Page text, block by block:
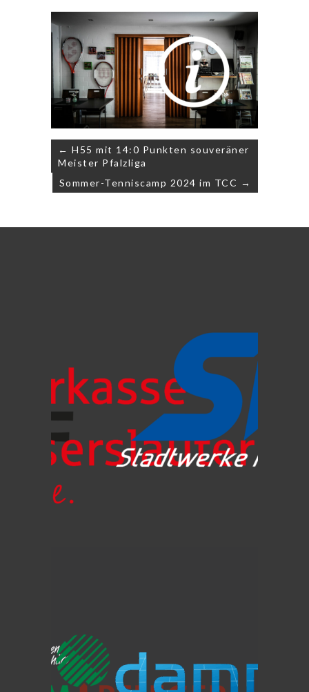
Beitragsnavigation
← H55 mit 14:0 Punkten souveräner
Meister Pfalzliga
Sommer-Tenniscamp 2024 im TCC →